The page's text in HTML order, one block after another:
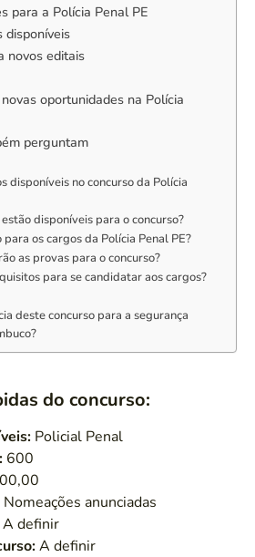
para a Polícia Penal PE
disponíveis
novos editais
oportunidades na Polícia
perguntam
disponíveis no concurso da Polícia
disponíveis para o concurso?
os cargos da Polícia Penal PE?
as provas para o concurso?
para se candidatar aos cargos?
deste concurso para a segurança
do concurso:
Policial Penal
600
Nomeações anunciadas
A definir
A definir